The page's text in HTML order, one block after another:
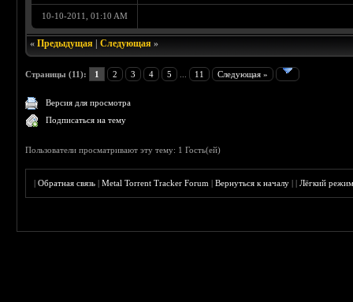
10-10-2011, 01:10 AM
«Предыдущая |Следующая »
Страницы (11): 1 2 3 4 5 11 Следующая »
Версия для просмотра
Подписаться на тему
Пользователи просматривают эту тему: 1 Гость(ей)
|Обратная связь |Metal Torrent Tracker Forum |Вернуться к началу ||Лёгкий